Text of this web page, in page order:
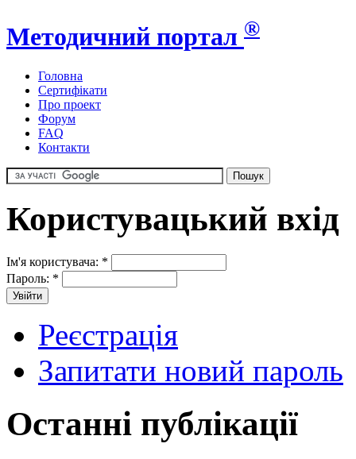
Методичний портал ®
Головна
Сертифікати
Про проект
Форум
FAQ
Контакти
Користувацький вхід
Ім'я користувача: *
Пароль: *
Реєстрація
Запитати новий пароль
Останні публікації